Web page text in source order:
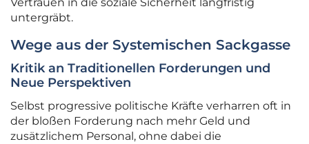
Vertrauen in die soziale Sicherheit langfristig
untergräbt.
Wege aus der Systemischen Sackgasse
Kritik an Traditionellen Forderungen und
Neue Perspektiven
Selbst progressive politische Kräfte verharren oft in
der bloßen Forderung nach mehr Geld und
zusätzlichem Personal, ohne dabei die